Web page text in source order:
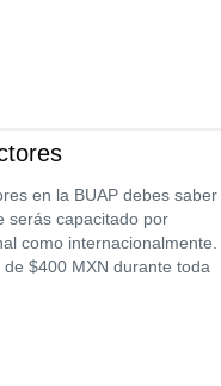
en la BUAP debes saber
serás capacitado por
como internacionalmente.
$400 MXN durante toda